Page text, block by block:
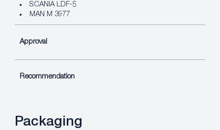
SCANIA LDF-5
MAN M 3977
Approval
Recommendation
Packaging